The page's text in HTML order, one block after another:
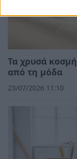
Τα χρυσά
από τη μόδα
23/07/2026 11:10